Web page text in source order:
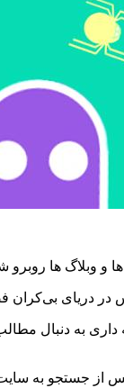
و وبلاگ ها روبرو
دریای بی‌کران
به دنبال
از جستجو به